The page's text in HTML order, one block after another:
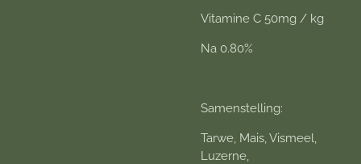
Vitamine C 50mg / kg
Na 0.80%
Samenstelling:
Tarwe, Mais, Vismeel,
Luzerne,